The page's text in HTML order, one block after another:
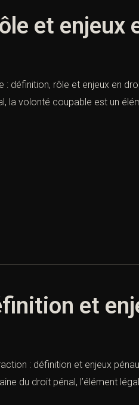
et enjeux
définition, rôle et enjeux en
la volonté coupable est un
et
: définition et enjeux
du droit pénal, l’élément